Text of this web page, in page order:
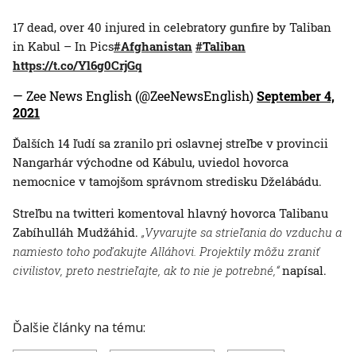
17 dead, over 40 injured in celebratory gunfire by Taliban
in Kabul – In Pics#Afghanistan #Taliban
https://t.co/Yl6g0CrjGq
— Zee News English (@ZeeNewsEnglish)September 4,
2021
Ďalších 14 ľudí sa zranilo pri oslavnej streľbe v provincii
Nangarhár východne od Kábulu, uviedol hovorca
nemocnice v tamojšom správnom stredisku Dželábádu.
Streľbu na twitteri komentoval hlavný hovorca Talibanu
Zabíhulláh Mudžáhid. „Vyvarujte sa strieľania do vzduchu a
namiesto toho poďakujte Alláhovi. Projektily môžu zraniť
civilistov, preto nestrieľajte, ak to nie je potrebné,“napísal.
Ďalšie články na tému: